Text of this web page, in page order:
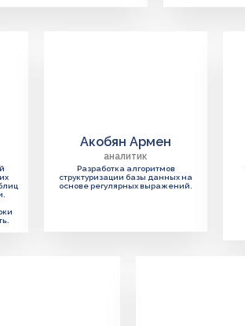
Акобян Армен
аналитик
Разработка алгоритмов
структуризации базы данных на
основе регулярных выражений.